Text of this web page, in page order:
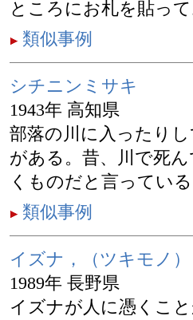
ところにお札を貼っ
類似事例
シチニンミサキ
1943年 高知県
部落の川に入ったり
がある。昔、川で死
くものだと言ってい
類似事例
イズナ，（ツキモノ）
1989年 長野県
イズナが人に憑くこ